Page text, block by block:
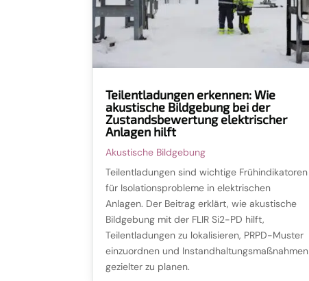
Teilentladungen erkennen: Wie
akustische Bildgebung bei der
Zustandsbewertung elektrischer
Anlagen hilft
Akustische Bildgebung
Teilentladungen sind wichtige Frühindikatoren
für Isolationsprobleme in elektrischen
Anlagen. Der Beitrag erklärt, wie akustische
Bildgebung mit der FLIR Si2-PD hilft,
Teilentladungen zu lokalisieren, PRPD-Muster
einzuordnen und Instandhaltungsmaßnahmen
gezielter zu planen.